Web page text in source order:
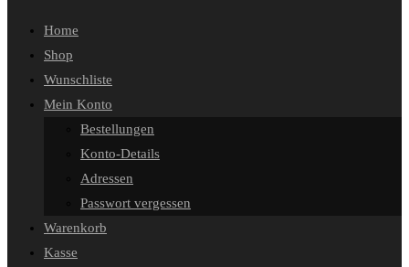
Home
Shop
Wunschliste
Mein Konto
Bestellungen
Konto-Details
Adressen
Passwort vergessen
Warenkorb
Kasse